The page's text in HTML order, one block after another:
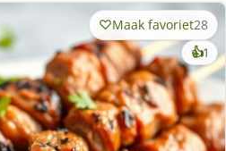
Maak favoriet28
👍1